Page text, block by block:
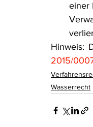
einer
Hinweis:
2015/
Wasserrecht